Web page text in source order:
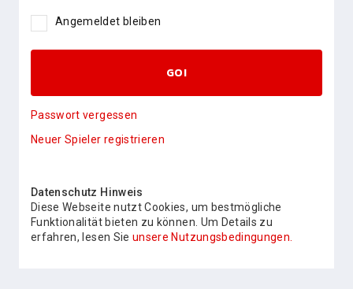
Angemeldet bleiben
GO!
Passwort vergessen
Neuer Spieler registrieren
Datenschutz Hinweis
Diese Webseite nutzt Cookies, um bestmögliche
Funktionalität bieten zu können. Um Details zu
erfahren, lesen Sie unsere Nutzungsbedingungen.